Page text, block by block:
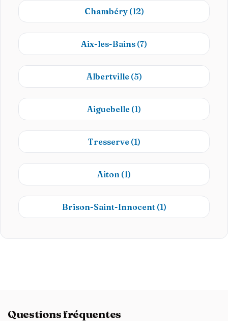
Chambéry (12)
Aix-les-Bains (7)
Albertville (5)
Aiguebelle (1)
Tresserve (1)
Aiton (1)
Brison-Saint-Innocent (1)
Questions fréquentes